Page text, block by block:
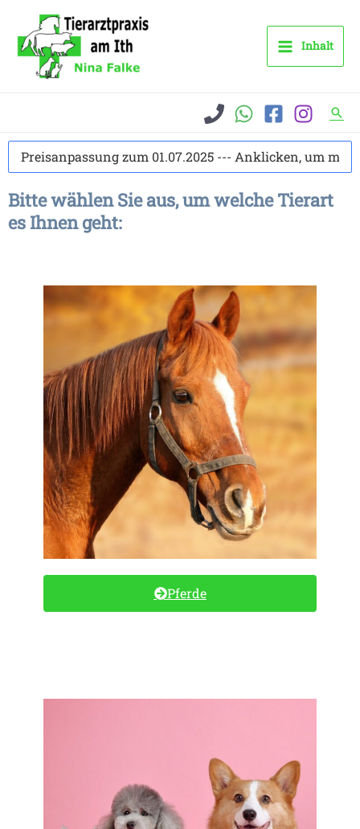
Inhalt
springen
Inhalt
Preisanpassung zum 01.07.2025 --- Anklicken, um
Bitte wählen Sie aus, um welche Tierart
es Ihnen geht:
Pferde